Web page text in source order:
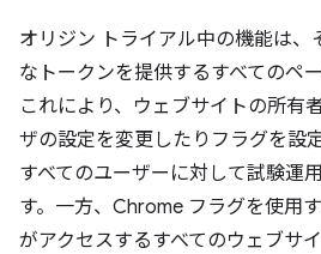
オリジン トライアル中の機能は、
なトークンを提供するすべてのペ
これにより、ウェブサイトの所有
ザの設定を変更したりフラグを設
すべてのユーザーに対して試験運
す。一方、Chrome フラグを使用
がアクセスするすべてのウェブサ